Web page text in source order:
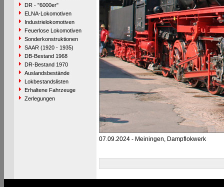
DR - "6000er"
ELNA-Lokomotiven
Industrielokomotiven
Feuerlose Lokomotiven
Sonderkonstruktionen
SAAR (1920 - 1935)
DB-Bestand 1968
DR-Bestand 1970
Auslandsbestände
Lokbestandslisten
Erhaltene Fahrzeuge
Zerlegungen
07.09.2024 - Meiningen, Dampflokwerk